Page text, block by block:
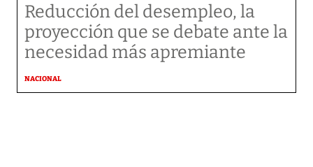
Reducción del desempleo, la
proyección que se debate ante la
necesidad más apremiante
NACIONAL